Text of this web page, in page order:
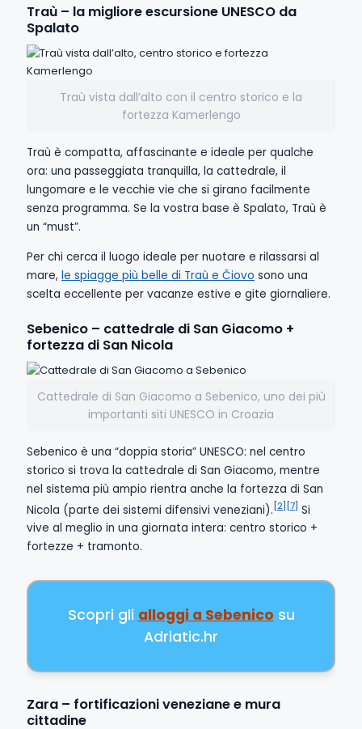
Traù – la migliore escursione UNESCO da
Spalato
Traù vista dall’alto con il centro storico e la
fortezza Kamerlengo
Traù è compatta, affascinante e ideale per qualche
ora: una passeggiata tranquilla, la cattedrale, il
lungomare e le vecchie vie che si girano facilmente
senza programma. Se la vostra base è Spalato, Traù è
un “must”.
Per chi cerca il luogo ideale per nuotare e rilassarsi al
mare, le spiagge più belle di Traù e Čiovo sono una
scelta eccellente per vacanze estive e gite giornaliere.
Sebenico – cattedrale di San Giacomo +
fortezza di San Nicola
Cattedrale di San Giacomo a Sebenico, uno dei più
importanti siti UNESCO in Croazia
Sebenico è una “doppia storia” UNESCO: nel centro
storico si trova la cattedrale di San Giacomo, mentre
nel sistema più ampio rientra anche la fortezza di San
Nicola (parte dei sistemi difensivi veneziani). [2] [7] Si
vive al meglio in una giornata intera: centro storico +
fortezze + tramonto.
Scopri gli alloggi a Sebenico su
Adriatic.hr
Zara – fortificazioni veneziane e mura
cittadine